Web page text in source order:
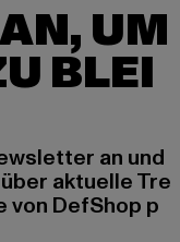
UM
BLEI
an und
aktuelle Tre
von DefShop p